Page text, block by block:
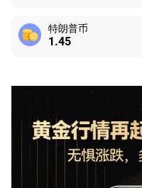
特朗普币
1.45